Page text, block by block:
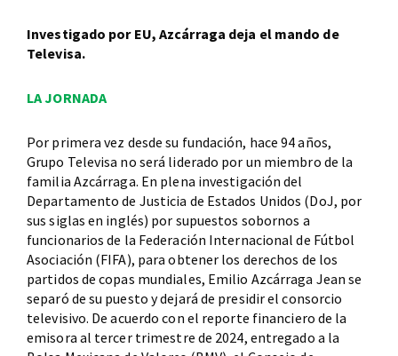
Investigado por EU, Azcárraga deja el mando de
Televisa.
LA JORNADA
Por primera vez desde su fundación, hace 94 años,
Grupo Televisa no será liderado por un miembro de la
familia Azcárraga. En plena investigación del
Departamento de Justicia de Estados Unidos (DoJ, por
sus siglas en inglés) por supuestos sobornos a
funcionarios de la Federación Internacional de Fútbol
Asociación (FIFA), para obtener los derechos de los
partidos de copas mundiales, Emilio Azcárraga Jean se
separó de su puesto y dejará de presidir el consorcio
televisivo. De acuerdo con el reporte financiero de la
emisora al tercer trimestre de 2024, entregado a la